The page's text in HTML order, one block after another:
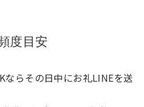
度目安
ならその日中にお礼LINEを送